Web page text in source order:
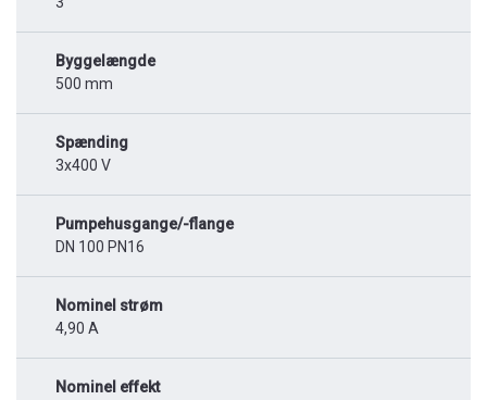
Byggelængde
500 mm
Spænding
3x400 V
Pumpehusgange/-flange
DN 100 PN16
Nominel strøm
4,90 A
Nominel effekt